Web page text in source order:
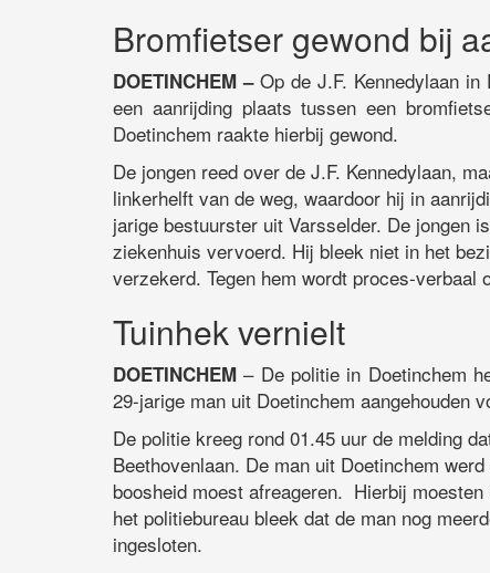
Bromfietser gewond bij
DOETINCHEM – Op de J.F. Kennedylaan
een aanrijding plaats tussen een
Doetinchem raakte hierbij gewond.
De jongen reed over de J.F. Kennedylaan,
linkerhelft van de weg, waardoor hij in
jarige bestuurster uit Varsselder. De jongen
ziekenhuis vervoerd. Hij bleek niet in het
verzekerd. Tegen hem wordt proces-verbaal
Tuinhek vernielt
DOETINCHEM– De politie in Doetinchem
29-jarige man uit Doetinchem aangehouden
De politie kreeg rond 01.45 uur de melding
Beethovenlaan. De man uit Doetinchem
boosheid moest afreageren. Hierbij
het politiebureau bleek dat de man nog
ingesloten.